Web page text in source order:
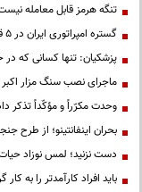
تنگه هرمز قابل معامله نیست
گستره امپراتوری ایران در ۵ قرن پیش از میلاد؛ تصویری از ایران ۲۵ قرن پیش
پزشکیان: تنها کسانی که در
ماجرای نصب سنگ مزار
وحدت مکرّراً و مؤکّداً تذکر
بحران اینفانتینو؛ از طرح
دست نزنید؛ لمس نوزاد
باید افراد کارآمدتر را